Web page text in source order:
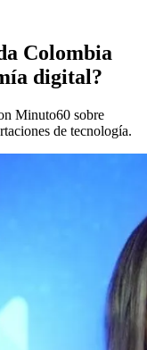
Colombia
digital?
Minuto60 sobre
de tecnología.